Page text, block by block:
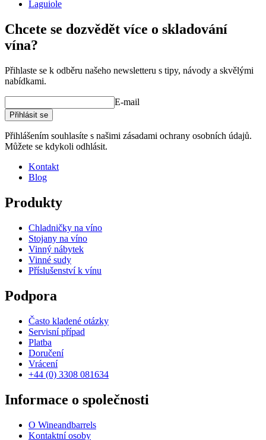
Laguiole
Chcete se dozvědět více o skladování
vína?
Přihlaste se k odběru našeho newsletteru s tipy, návody a skvělými
nabídkami.
E-mail
Přihlásit se
Přihlášením souhlasíte s našimi zásadami ochrany osobních údajů.
Můžete se kdykoli odhlásit.
Kontakt
Blog
Produkty
Chladničky na víno
Stojany na víno
Vinný nábytek
Vinné sudy
Příslušenství k vínu
Podpora
Často kladené otázky
Servisní případ
Platba
Doručení
Vrácení
+44 (0) 3308 081634
Informace o společnosti
O Wineandbarrels
Kontaktní osoby